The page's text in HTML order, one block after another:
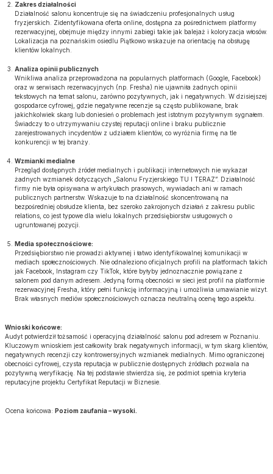
Zakres działalności
Działalność salonu koncentruje się na świadczeniu profesjonalnych usług
fryzjerskich. Zidentyfikowana oferta online, dostępna za pośrednictwem platformy
rezerwacyjnej, obejmuje między innymi zabiegi takie jak balejaż i koloryzacja włosów.
Lokalizacja na poznańskim osiedlu Piątkowo wskazuje na orientację na obsługę
klientów lokalnych.
Analiza opinii publicznych
Wnikliwa analiza przeprowadzona na popularnych platformach (Google, Facebook)
oraz w serwisach rezerwacyjnych (np. Fresha) nie ujawniła żadnych opinii
tekstowych na temat salonu, zarówno pozytywnych, jak i negatywnych. W dzisiejszej
gospodarce cyfrowej, gdzie negatywne recenzje są często publikowane, brak
jakichkolwiek skarg lub doniesień o problemach jest istotnym pozytywnym sygnałem.
Świadczy to o utrzymywaniu czystej reputacji online i braku publicznie
zarejestrowanych incydentów z udziałem klientów, co wyróżnia firmę na tle
konkurencji w tej branży.
Wzmianki medialne
Przegląd dostępnych źródeł medialnych i publikacji internetowych nie wykazał
żadnych wzmianek dotyczących „Salonu Fryzjerskiego TU I TERAZ”. Działalność
firmy nie była opisywana w artykułach prasowych, wywiadach ani w ramach
publicznych partnerstw. Wskazuje to na działalność skoncentrowaną na
bezpośredniej obsłudze klienta, bez szeroko zakrojonych działań z zakresu public
relations, co jest typowe dla wielu lokalnych przedsiębiorstw usługowych o
ugruntowanej pozycji.
Media społecznościowe:
Przedsiębiorstwo nie prowadzi aktywnej i łatwo identyfikowalnej komunikacji w
mediach społecznościowych. Nie odnaleziono oficjalnych profili na platformach takich
jak Facebook, Instagram czy TikTok, które byłyby jednoznacznie powiązane z
salonem pod danym adresem. Jedyną formą obecności w sieci jest profil na platformie
rezerwacyjnej Fresha, który pełni funkcję informacyjną i umożliwia umawianie wizyt.
Brak własnych mediów społecznościowych oznacza neutralną ocenę tego aspektu.
Wnioski końcowe:
Audyt potwierdził tożsamość i operacyjną działalność salonu pod adresem w Poznaniu.
Kluczowym wnioskiem jest całkowity brak negatywnych informacji, w tym skarg klientów,
negatywnych recenzji czy kontrowersyjnych wzmianek medialnych. Mimo ograniczonej
obecności cyfrowej, czysta reputacja w publicznie dostępnych źródłach pozwala na
pozytywną weryfikację. Na tej podstawie stwierdza się, że podmiot spełnia kryteria
reputacyjne projektu Certyfikat Reputacji w Biznesie.
Ocena końcowa: Poziom zaufania – wysoki.